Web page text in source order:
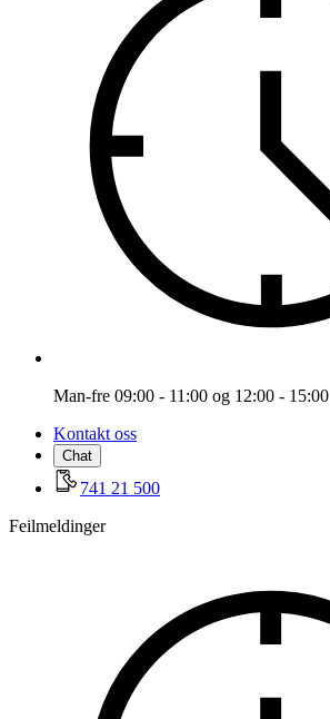
Man-fre 09:00 - 11:00 og 12:00 - 15:00
Kontakt oss
Chat
741 21 500
Feilmeldinger